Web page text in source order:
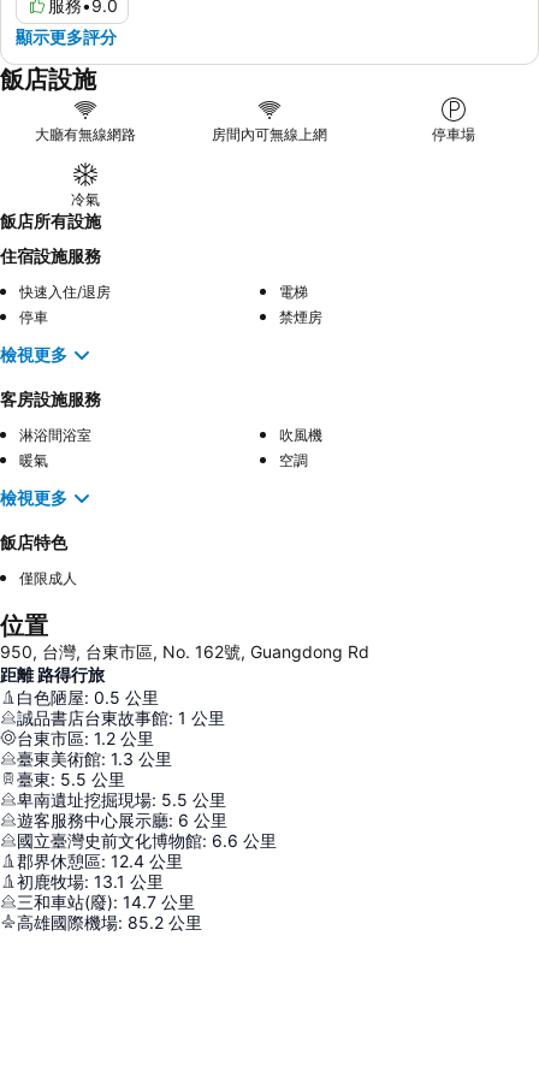
服務•9.0
顯示更多評分
飯店設施
大廳有無線網路 房間內可無線上網 停車場
冷氣
飯店所有設施
住宿設施服務
快速入住/退房
電梯
停車
禁煙房
檢視更多
客房設施服務
淋浴間浴室
吹風機
暖氣
空調
檢視更多
飯店特色
僅限成人
位置
950, 台灣, 台東市區, No. 162號, Guangdong Rd
距離 路得行旅
白色陋屋: 0.5 公里
誠品書店台東故事館: 1 公里
台東市區: 1.2 公里
臺東美術館: 1.3 公里
臺東: 5.5 公里
卑南遺址挖掘現場: 5.5 公里
遊客服務中心展示廳: 6 公里
國立臺灣史前文化博物館: 6.6 公里
郡界休憩區: 12.4 公里
初鹿牧場: 13.1 公里
三和車站(廢): 14.7 公里
高雄國際機場: 85.2 公里